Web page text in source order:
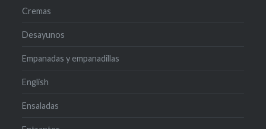
Cremas
Desayunos
Empanadas y empanadillas
English
Ensaladas